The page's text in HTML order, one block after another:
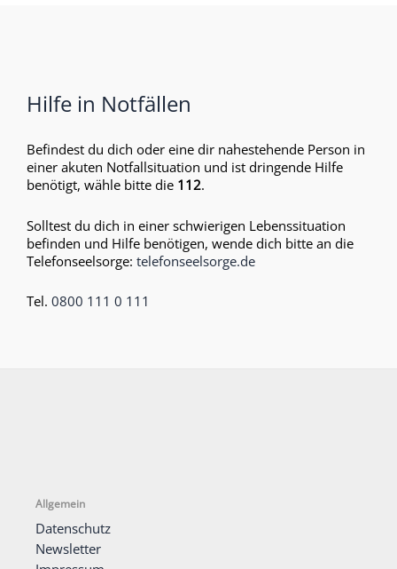
Hilfe in Notfällen
Befindest du dich oder eine dir nahestehende Person in
einer akuten Notfallsituation und ist dringende Hilfe
benötigt, wähle bitte die 112.
Solltest du dich in einer schwierigen Lebenssituation
befinden und Hilfe benötigen, wende dich bitte an die
Telefonseelsorge: telefonseelsorge.de
Tel. 0800 111 0 111
Allgemein
Datenschutz
Newsletter